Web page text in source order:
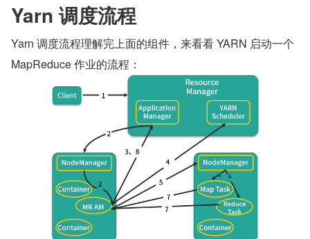
Yarn 调度流程
Yarn 调度流程理解完上面的组件，来看看 YARN 启动一个
MapReduce 作业的流程：